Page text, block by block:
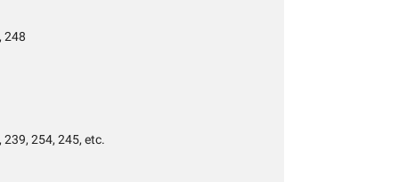
248
254, 245, etc.